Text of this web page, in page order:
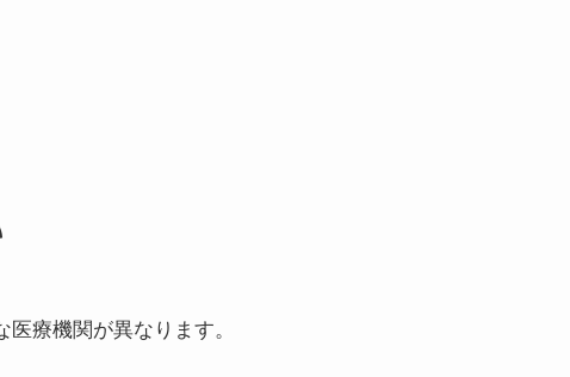
療機関が異なります。